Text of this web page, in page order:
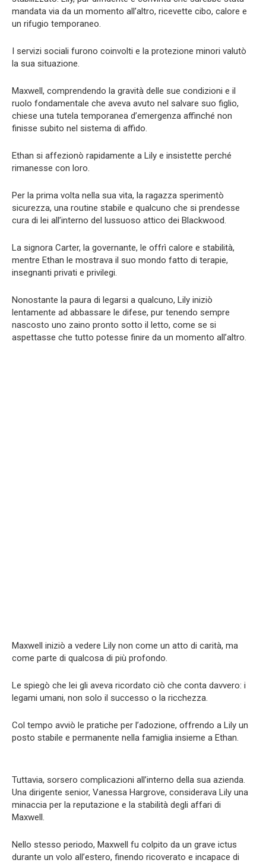
mandata via da un momento all’altro, ricevette cibo, calore e
un rifugio temporaneo.
I servizi sociali furono coinvolti e la protezione minori valutò
la sua situazione.
Maxwell, comprendendo la gravità delle sue condizioni e il
ruolo fondamentale che aveva avuto nel salvare suo figlio,
chiese una tutela temporanea d’emergenza affinché non
finisse subito nel sistema di affido.
Ethan si affezionò rapidamente a Lily e insistette perché
rimanesse con loro.
Per la prima volta nella sua vita, la ragazza sperimentò
sicurezza, una routine stabile e qualcuno che si prendesse
cura di lei all’interno del lussuoso attico dei Blackwood.
La signora Carter, la governante, le offrì calore e stabilità,
mentre Ethan le mostrava il suo mondo fatto di terapie,
insegnanti privati e privilegi.
Nonostante la paura di legarsi a qualcuno, Lily iniziò
lentamente ad abbassare le difese, pur tenendo sempre
nascosto uno zaino pronto sotto il letto, come se si
aspettasse che tutto potesse finire da un momento all’altro.
Maxwell iniziò a vedere Lily non come un atto di carità, ma
come parte di qualcosa di più profondo.
Le spiegò che lei gli aveva ricordato ciò che conta davvero: i
legami umani, non solo il successo o la ricchezza.
Col tempo avviò le pratiche per l’adozione, offrendo a Lily un
posto stabile e permanente nella famiglia insieme a Ethan.
Tuttavia, sorsero complicazioni all’interno della sua azienda.
Una dirigente senior, Vanessa Hargrove, considerava Lily una
minaccia per la reputazione e la stabilità degli affari di
Maxwell.
Nello stesso periodo, Maxwell fu colpito da un grave ictus
durante un volo all’estero, finendo ricoverato e incapace di